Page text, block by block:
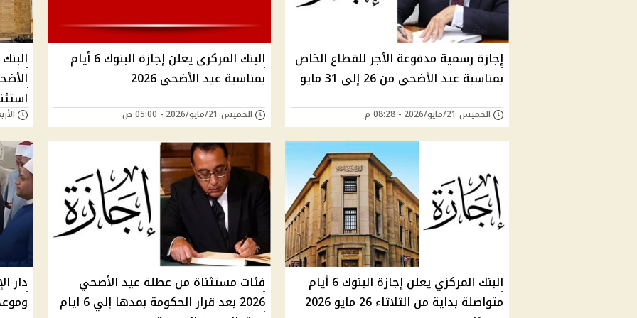
إجازة رسمية مدفوعة الأجر للقطاع الخاص
بمناسبة عيد الأضحى من 26 إلى 31 مايو
الخميس 21/مايو/2026 - 08:28 م
البنك المركزي يعلن إجازة البنوك 6 أيام
بمناسبة عيد الأضحى 2026
الخميس 21/مايو/2026 - 05:00 ص الأربعاء
البنك المركزي يعلن إجازة البنوك 6 أيام
متواصلة بداية من الثلاثاء 26 مايو 2026
فئات مستثناة من عطلة عيد الأضحي
2026 بعد قرار الحكومة بمدها إلي 6 ايام
دار